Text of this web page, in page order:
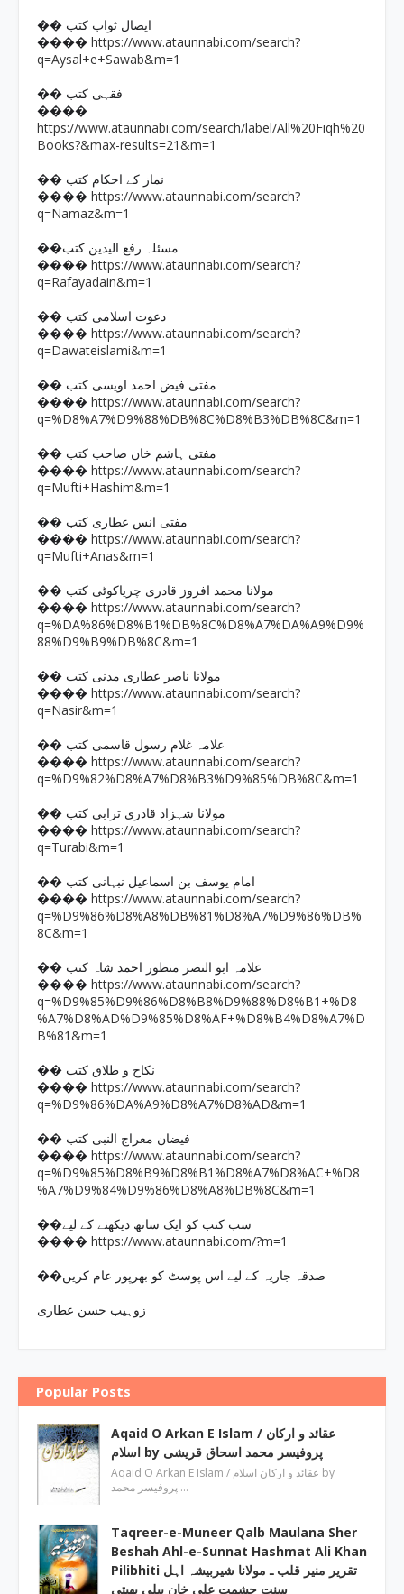
�� ایصال ثواب کتب
���� https://www.ataunnabi.com/search?
q=Aysal+e+Sawab&m=1
�� فقہی کتب
����
https://www.ataunnabi.com/search/label/All%20Fiqh%20
Books?&max-results=21&m=1
�� نماز کے احکام کتب
���� https://www.ataunnabi.com/search?
q=Namaz&m=1
��مسئلہ رفع الیدین کتب
���� https://www.ataunnabi.com/search?
q=Rafayadain&m=1
�� دعوت اسلامی کتب
���� https://www.ataunnabi.com/search?
q=Dawateislami&m=1
�� مفتی فیض احمد اویسی کتب
���� https://www.ataunnabi.com/search?
q=%D8%A7%D9%88%DB%8C%D8%B3%DB%8C&m=1
�� مفتی ہاشم خان صاحب کتب
���� https://www.ataunnabi.com/search?
q=Mufti+Hashim&m=1
�� مفتی انس عطاری کتب
���� https://www.ataunnabi.com/search?
q=Mufti+Anas&m=1
�� مولانا محمد افروز قادری چریاکوٹی کتب
���� https://www.ataunnabi.com/search?
q=%DA%86%D8%B1%DB%8C%D8%A7%DA%A9%D9%
88%D9%B9%DB%8C&m=1
�� مولانا ناصر عطاری مدنی کتب
���� https://www.ataunnabi.com/search?
q=Nasir&m=1
�� علامہ غلام رسول قاسمی کتب
���� https://www.ataunnabi.com/search?
q=%D9%82%D8%A7%D8%B3%D9%85%DB%8C&m=1
�� مولانا شہزاد قادری ترابی کتب
���� https://www.ataunnabi.com/search?
q=Turabi&m=1
�� امام یوسف بن اسماعیل نبہانی کتب
���� https://www.ataunnabi.com/search?
q=%D9%86%D8%A8%DB%81%D8%A7%D9%86%DB%
8C&m=1
�� علامہ ابو النصر منظور احمد شاہ کتب
���� https://www.ataunnabi.com/search?
q=%D9%85%D9%86%D8%B8%D9%88%D8%B1+%D8
%A7%D8%AD%D9%85%D8%AF+%D8%B4%D8%A7%D
B%81&m=1
�� نکاح و طلاق کتب
���� https://www.ataunnabi.com/search?
q=%D9%86%DA%A9%D8%A7%D8%AD&m=1
�� فیضان معراج النبی کتب
���� https://www.ataunnabi.com/search?
q=%D9%85%D8%B9%D8%B1%D8%A7%D8%AC+%D8
%A7%D9%84%D9%86%D8%A8%DB%8C&m=1
��سب کتب کو ایک ساتھ دیکھنے کے لیے
���� https://www.ataunnabi.com/?m=1
��صدقہ جاریہ کے لیے اس پوسٹ کو بھرپور عام کریں
زوہیب حسن عطاری
Popular Posts
Aqaid O Arkan E Islam / عقائد و ارکان
اسلام by پروفیسر محمد اسحاق قریشی
Aqaid O Arkan E Islam / عقائد و ارکان اسلام by
پروفیسر محمد …
Taqreer-e-Muneer Qalb Maulana Sher
Beshah Ahl-e-Sunnat Hashmat Ali Khan
Pilibhiti تقریر منیر قلب ـ مولانا شیربیشہ اہل
سنت حشمت علی خان پیلی بھیتی